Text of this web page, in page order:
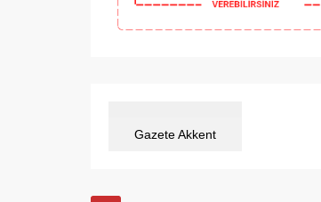
Gazete Akkent